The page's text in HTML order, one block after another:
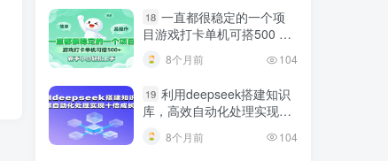
18 一直都很稳定的一个项
目游戏打卡单机可搭500 ，
8个月前 104
19 利用deepseek搭建知识
库，高效自动化处理实现十
倍成长！
8个月前 104